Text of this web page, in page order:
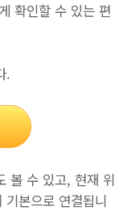
확인할 수 있는 편
.
볼 수 있고, 현재 위
본으로 연결됩니